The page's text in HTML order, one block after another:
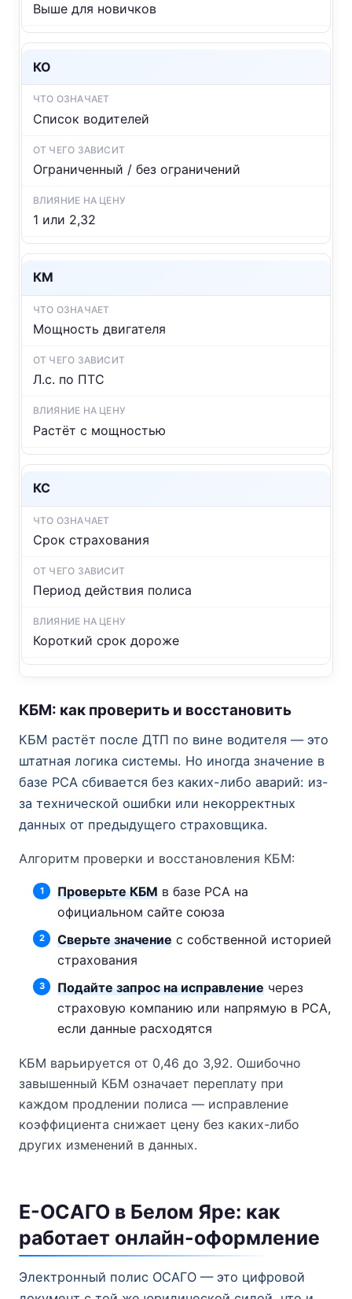
Выше для новичков
КО
Список водителей
Ограниченный / без ограничений
1 или 2,32
КМ
Мощность двигателя
Л.с. по ПТС
Растёт с мощностью
КС
Срок страхования
Период действия полиса
Короткий срок дороже
КБМ: как проверить и восстановить
КБМ растёт после ДТП по вине водителя — это
штатная логика системы. Но иногда значение в
базе РСА сбивается без каких-либо аварий: из-
за технической ошибки или некорректных
данных от предыдущего страховщика.
Алгоритм проверки и восстановления КБМ:
Проверьте КБМв базе РСА на
официальном сайте союза
Сверьте значениес собственной историей
страхования
Подайте запрос на исправлениечерез
страховую компанию или напрямую в РСА,
если данные расходятся
КБМ варьируется от 0,46 до 3,92. Ошибочно
завышенный КБМ означает переплату при
каждом продлении полиса — исправление
коэффициента снижает цену без каких-либо
других изменений в данных.
Е-ОСАГО в Белом Яре: как
работает онлайн-оформление
Электронный полис ОСАГО — это цифровой